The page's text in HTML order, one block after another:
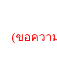
(ขอควา